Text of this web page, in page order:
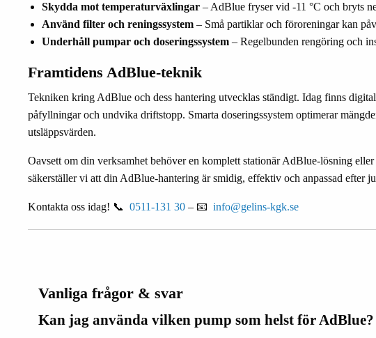
Skydda mot temperaturväxlingar – AdBlue fryser vid -11 °C och bryts
Använd filter och reningssystem – Små partiklar och föroreningar kan
Underhåll pumpar och doseringssystem – Regelbunden rengöring och
Framtidens AdBlue-teknik
Tekniken kring AdBlue och dess hantering utvecklas ständigt. Idag finns
påfyllningar och undvika driftstopp. Smarta doseringssystem optimerar
utsläppsvärden.
Oavsett om din verksamhet behöver en komplett stationär AdBlue-lösning
säkerställer vi att din AdBlue-hantering är smidig, effektiv och anpassad efter
Kontakta oss idag! 📞 0511-131 30 – 📧 info@gelins-kgk.se
Vanliga frågor & svar
Kan jag använda vilken pump som helst för AdBlue?